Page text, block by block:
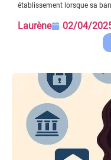
établissement lorsque sa
Laurène 02/04/